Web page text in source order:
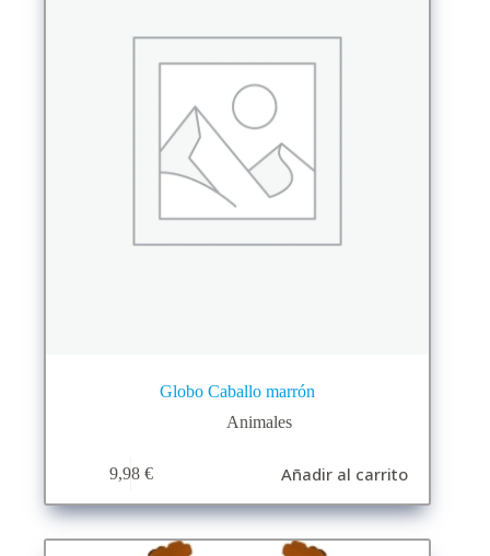
Globo Caballo marrón
Animales
9,98 € Añadir al carrito